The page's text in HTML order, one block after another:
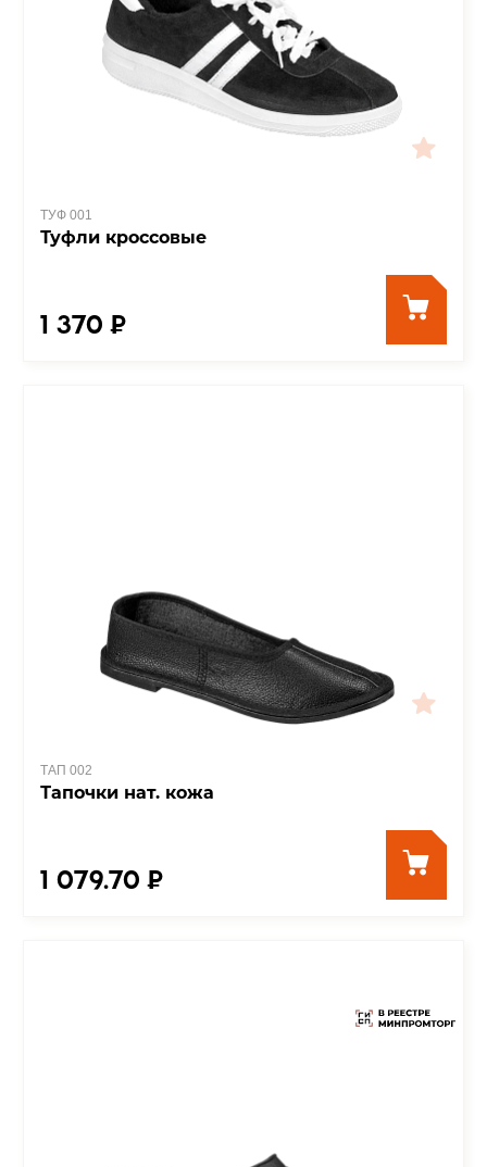
ТУФ 001
Туфли кроссовые
1 370 ₽
ТАП 002
Тапочки нат. кожа
1 079.70 ₽